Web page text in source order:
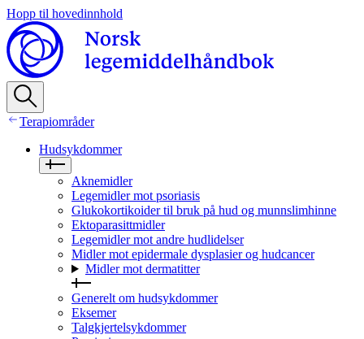
Hopp til hovedinnhold
Terapiområder
Hudsykdommer
Aknemidler
Legemidler mot psoriasis
Glukokortikoider til bruk på hud og munnslimhinne
Ektoparasittmidler
Legemidler mot andre hudlidelser
Midler mot epidermale dysplasier og hudcancer
Midler mot dermatitter
Generelt om hudsykdommer
Eksemer
Talgkjertelsykdommer